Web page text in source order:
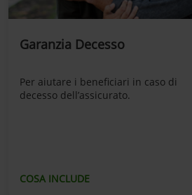
Garanzia Decesso
Per aiutare i beneficiari in caso di
decesso dell’assicurato.
COSA INCLUDE